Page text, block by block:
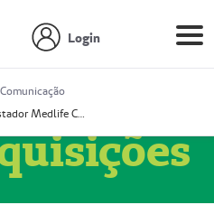
Login
Comunicação
Prestador Medlife Consultas e Diagnósticos (51004334-2)